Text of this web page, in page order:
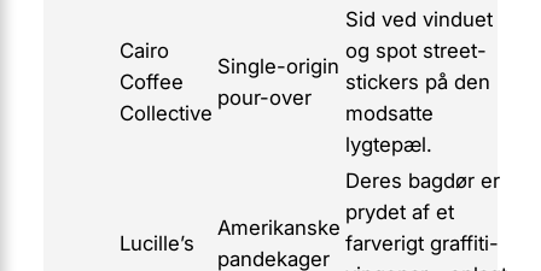
Cairo
Coffee
Collective
Single-origin
pour-over
Sid ved vinduet
og spot street-
stickers på den
modsatte
lygtepæl.
Lucille’s
Amerikanske
pandekager
Deres bagdør er
prydet af et
farverigt graffiti-